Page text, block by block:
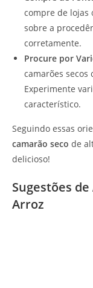
compre de lojas
sobre a
corretamente.
Procure por
camarões
Experimente
característico.
Seguindo essas
camarão seco de
delicioso!
Sugestões
Arroz